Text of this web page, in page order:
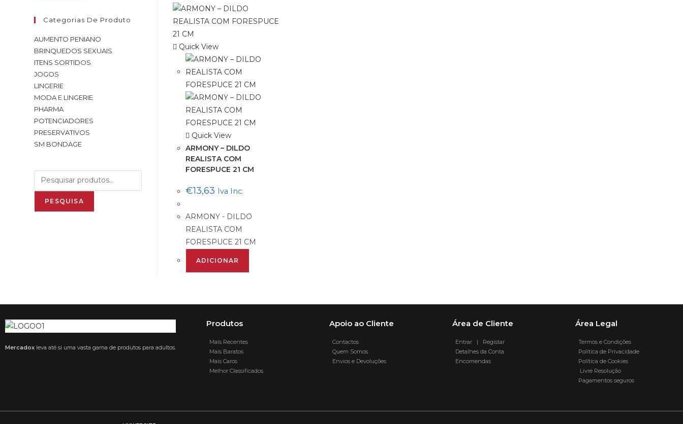
Quick View
Quick View
ARMONY – DILDO
REALISTA COM
FORESPUCE 21 CM
€13,63 Iva Inc.
ARMONY - DILDO
REALISTA COM
FORESPUCE 21 CM
ADICIONAR
Categorias De Produto
AUMENTO PENIANO
BRINQUEDOS SEXUAIS
ITENS SORTIDOS
JOGOS
LINGERIE
MODA E LINGERIE
PHARMA
POTENCIADORES
PRESERVATIVOS
SM BONDAGE
PESQUISA
Mercadox leva até si uma vasta gama de produtos para adultos.
Produtos
Mais Recentes
Mais Baratos
Mais Caros
Melhor Classificados
Apoio ao Cliente
Contactos
Quem Somos
Envios e Devoluções
Área de Cliente
Entrar | Registar
Detalhes da Conta
Encomendas
Área Legal
Termos e Condições
Politica de Privacidade
Política de Cookies
Livre Resolução
Pagamentos seguros